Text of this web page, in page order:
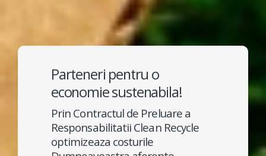
Parteneri pentru o
economie sustenabila!
Prin Contractul de Preluare a
Responsabilitatii Clean Recycle
optimizeaza costurile